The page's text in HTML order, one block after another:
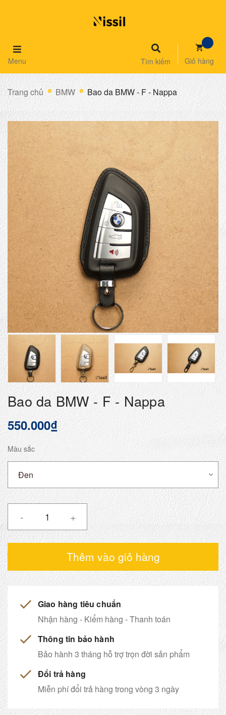
Menu Tìm kiếm Giỏ hàng
Trang chủ BMW Bao da BMW - F - Nappa
Bao da BMW - F - Nappa
550.000₫
Màu sắc
- +
Thêm vào giỏ hàng
Giao hàng tiêu chuẩn
Nhận hàng - Kiểm hàng - Thanh toán
Thông tin bảo hành
Bảo hành 3 tháng hỗ trợ trọn đời sản phẩm
Đổi trả hàng
Miễn phí đổi trả hàng trong vòng 3 ngày